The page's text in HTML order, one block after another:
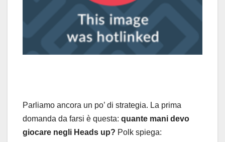
Parliamo ancora un po’ di strategia. La prima
domanda da farsi è questa: quante mani devo
giocare negli Heads up? Polk spiega: